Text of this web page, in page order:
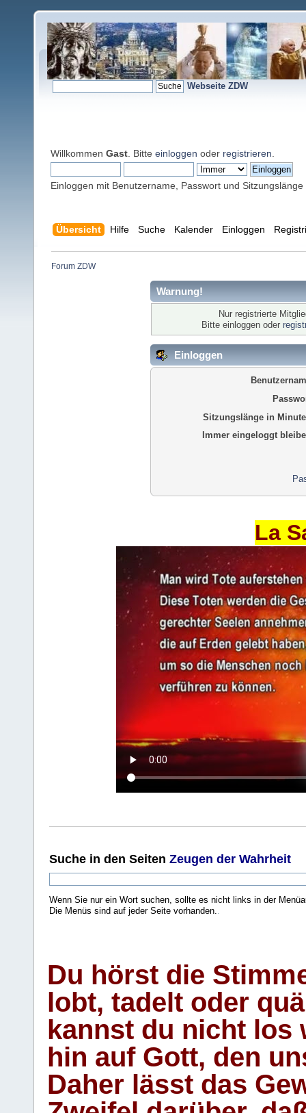
Webseite ZDW
Willkommen Gast . Bitte einloggen oder registrieren
Einloggen mit Benutzername, Passwort und Sitzungslänge
Übersicht Hilfe Suche Kalender Einloggen
Forum ZDW
Warnung!
Nur registrierte
Bitte einloggen oder
Einloggen
Sitzungslänge in
Immer eingeloggt
La
Suche in den Seiten Zeugen der Wahrheit
Wenn Sie nur ein Wort suchen, sollte es nicht links in der
Die Menüs sind auf jeder Seite vorhanden..
Du hörst die
lobt, tadelt oder
kannst du nicht los
hin auf Gott, den
Daher lässt das